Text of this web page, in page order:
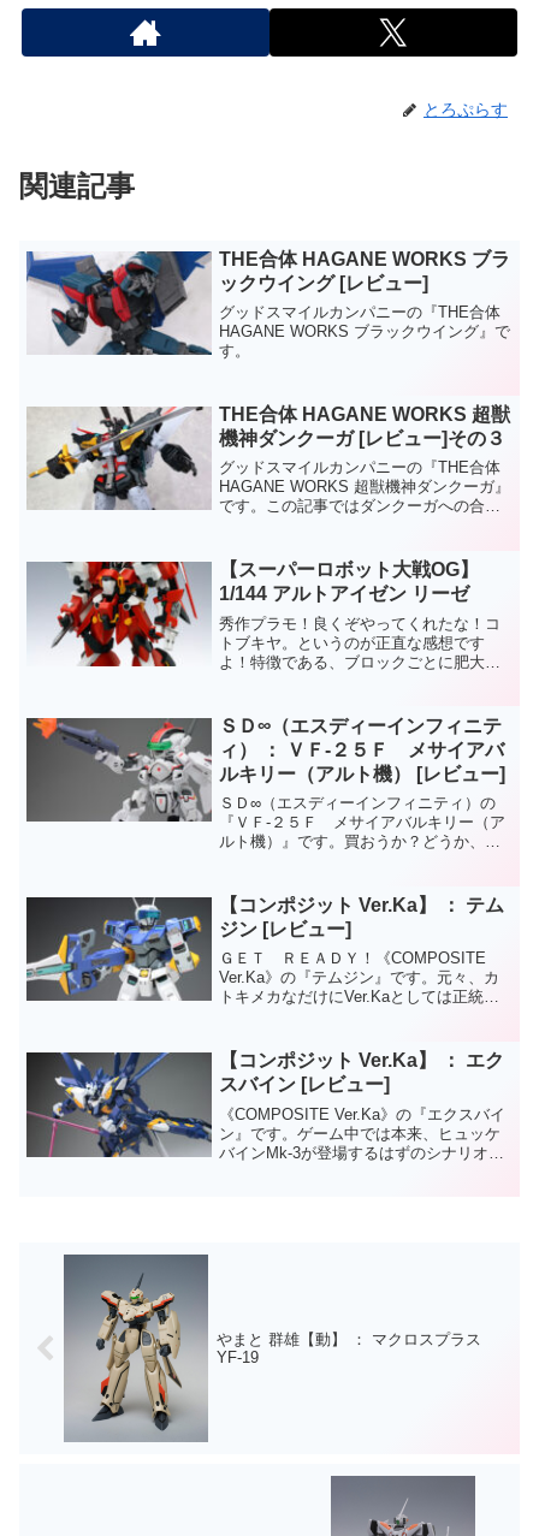
とろぷらす
関連記事
THE合体 HAGANE WORKS ブラ
ックウイング [レビュー]
グッドスマイルカンパニーの『THE合体
HAGANE WORKS ブラックウイング』で
す。
THE合体 HAGANE WORKS 超獣
機神ダンクーガ [レビュー]その３
グッドスマイルカンパニーの『THE合体
HAGANE WORKS 超獣機神ダンクーガ』
です。この記事ではダンクーガへの合体
【レビュー】その１THE合体 H...
【スーパーロボット大戦OG】
1/144 アルトアイゼン リーゼ
秀作プラモ！良くぞやってくれたな！コ
トブキヤ。というのが正直な感想です
よ！特徴である、ブロックごとに肥大化
でもゲーム中で魅せたアクションは一通
りこなせる、正にアルトアイ...
ＳＤ∞（エスディーインフィニテ
ィ） ： ＶＦ‐２５Ｆ メサイアバ
ルキリー（アルト機） [レビュー]
ＳＤ∞（エスディーインフィニティ）の
『ＶＦ‐２５Ｆ メサイアバルキリー（ア
ルト機）』です。買おうか？どうか、ち
遊んでいて楽しいアイテムですよ。ＳＤ
という、ちっこい体型な...
【コンポジット Ver.Ka】 ： テム
ジン [レビュー]
ＧＥＴ ＲＥＡＤＹ！《COMPOSITE
Ver.Ka》の『テムジン』です。元々、カ
トキメカなだけにVer.Kaとしては正統派
りこんだゲームです。（ゲームではライ
デンを...
【コンポジット Ver.Ka】 ： エク
スバイン [レビュー]
《COMPOSITE Ver.Ka》の『エクスバイ
ン』です。ゲーム中では本来、ヒュッケ
バインMk-3が登場するはずのシナリオ
やまと 群雄【動】 ： マクロスプラス
YF-19